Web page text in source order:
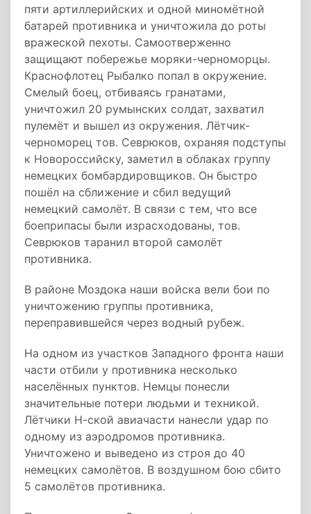
пяти артиллерийских и одной миномётной
батарей противника и уничтожила до роты
вражеской пехоты. Самоотверженно
защищают побережье моряки-черноморцы.
Краснофлотец Рыбалко попал в окружение.
Смелый боец, отбиваясь гранатами,
уничтожил 20 румынских солдат, захватил
пулемёт и вышел из окружения. Лётчик-
черноморец тов. Севрюков, охраняя подступы
к Новороссийску, заметил в облаках группу
немецких бомбардировщиков. Он быстро
пошёл на сближение и сбил ведущий
немецкий самолёт. В связи с тем, что все
боеприпасы были израсходованы, тов.
Севрюков таранил второй самолёт
противника.
В районе Моздока наши войска вели бои по
уничтожению группы противника,
переправившейся через водный рубеж.
На одном из участков Западного фронта наши
части отбили у противника несколько
населённых пунктов. Немцы понесли
значительные потери людьми и техникой.
Лётчики Н-ской авиачасти нанесли удар по
одному из аэродромов противника.
Уничтожено и выведено из строя до 40
немецких самолётов. В воздушном бою сбито
5 самолётов противника.